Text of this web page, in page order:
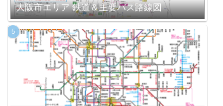
大阪市エリア 鉄道＆主要バス路線図